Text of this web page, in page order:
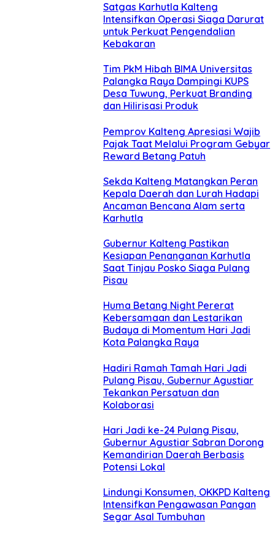
Satgas Karhutla Kalteng
Intensifkan Operasi Siaga Darurat
untuk Perkuat Pengendalian
Kebakaran
Tim PkM Hibah BIMA Universitas
Palangka Raya Dampingi KUPS
Desa Tuwung, Perkuat Branding
dan Hilirisasi Produk
Pemprov Kalteng Apresiasi Wajib
Pajak Taat Melalui Program Gebyar
Reward Betang Patuh
Sekda Kalteng Matangkan Peran
Kepala Daerah dan Lurah Hadapi
Ancaman Bencana Alam serta
Karhutla
Gubernur Kalteng Pastikan
Kesiapan Penanganan Karhutla
Saat Tinjau Posko Siaga Pulang
Pisau
Huma Betang Night Pererat
Kebersamaan dan Lestarikan
Budaya di Momentum Hari Jadi
Kota Palangka Raya
Hadiri Ramah Tamah Hari Jadi
Pulang Pisau, Gubernur Agustiar
Tekankan Persatuan dan
Kolaborasi
Hari Jadi ke-24 Pulang Pisau,
Gubernur Agustiar Sabran Dorong
Kemandirian Daerah Berbasis
Potensi Lokal
Lindungi Konsumen, OKKPD Kalteng
Intensifkan Pengawasan Pangan
Segar Asal Tumbuhan